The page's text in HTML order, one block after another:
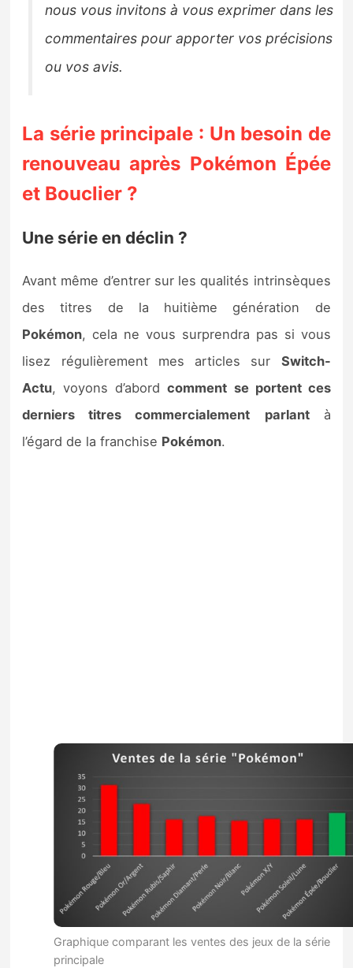
nous vous invitons à vous exprimer dans les
commentaires pour apporter vos précisions
ou vos avis.
La série principale : Un besoin de
renouveau après Pokémon Épée
et Bouclier ?
Une série en déclin ?
Avant même d’entrer sur les qualités intrinsèques
des titres de la huitième génération de
Pokémon, cela ne vous surprendra pas si vous
lisez régulièrement mes articles sur Switch-
Actu, voyons d’abordcomment se portent ces
derniers titres commercialement
parlantà
l’égard de la franchise Pokémon.
Graphique comparant les ventes des jeux de la série
principale